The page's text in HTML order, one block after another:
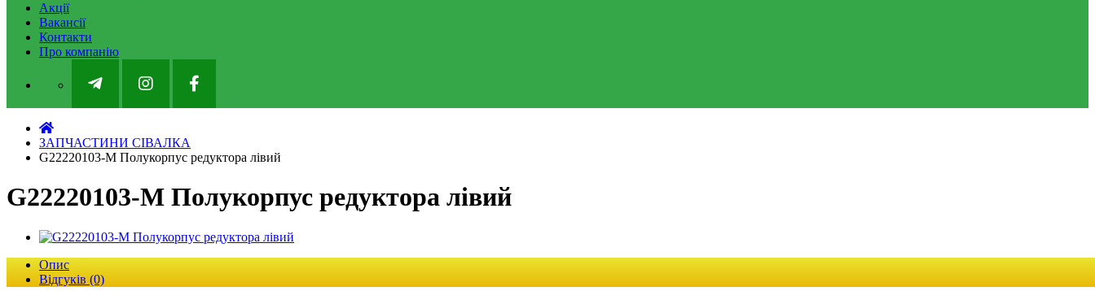
Акції
Вакансії
Контакти
Про компанію
ЗАПЧАСТИНИ СІВАЛКА
G22220103-M Полукорпус редуктора лівий
G22220103-M Полукорпус редуктора лівий
Опис
Відгуків (0)